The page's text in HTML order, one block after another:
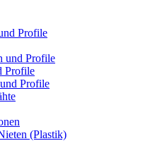
Profile
und Profile
Profile
Profile
(Plastik)